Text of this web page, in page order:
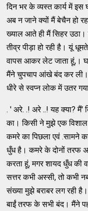
दिन भर के व्यस्त कार्य में इस
अब न जाने क्यों मैं बेचैन हो
ख्याल आते ही मैं सिहर
तीव्र पीड़ा हो रही है। यूं
वापस आकर लेट जाता हूं,।
मैंने चुपचाप आंखे बंद कर ली।
धीरे से स्वप्न लोक में उतर
. ' अरे. .! अरे ..! यह क्या? मैं'
का। किसी ने मुझे एक
कमरे का पिछला एवं .सामने
धुँध है। कमरे के दोनों तरफ
करता हूं, मगर शायद धुँध की
सत्तर कभी अस्सी, तो कभी
संख्या मुझे बराबर लग रही
बाईं तरफ के सभी बंद। मैंने